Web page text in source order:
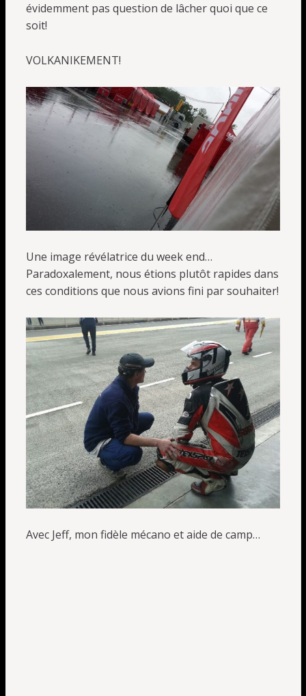
évidemment pas question de lâcher quoi que ce
soit!
VOLKANIKEMENT!
Une image révélatrice du week end…
Paradoxalement, nous étions plutôt rapides dans
ces conditions que nous avions fini par souhaiter!
Avec Jeff, mon fidèle mécano et aide de camp…